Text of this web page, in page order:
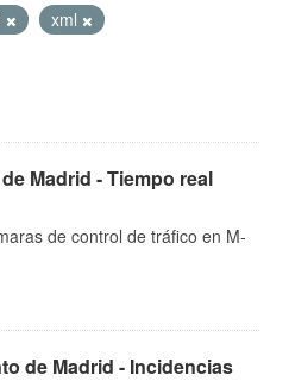
xml
Madrid - Tiempo real
de control de tráfico en M-
de Madrid - Incidencias